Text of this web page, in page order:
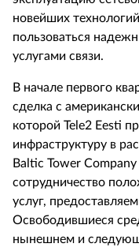
новейших
пользоваться
услугами связи.
В начале первого
сделка с
которой Tele2 Eesti
инфраструктуру в
Baltic Tower
сотрудничество
услуг,
Освободившиеся
нынешнем и